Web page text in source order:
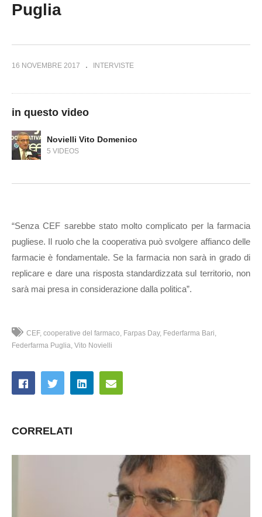
Puglia
16 NOVEMBRE 2017 INTERVISTE
in questo video
Novielli Vito Domenico
5 VIDEOS
“Senza CEF sarebbe stato molto complicato per la farmacia
pugliese. Il ruolo che la cooperativa può svolgere affianco delle
farmacie è fondamentale. Se la farmacia non sarà in grado di
replicare e dare una risposta standardizzata sul territorio, non
sarà mai presa in considerazione dalla politica”.
CEF cooperative del farmaco Farpas Day Federfarma Bari
Federfarma Puglia Vito Novielli
CORRELATI